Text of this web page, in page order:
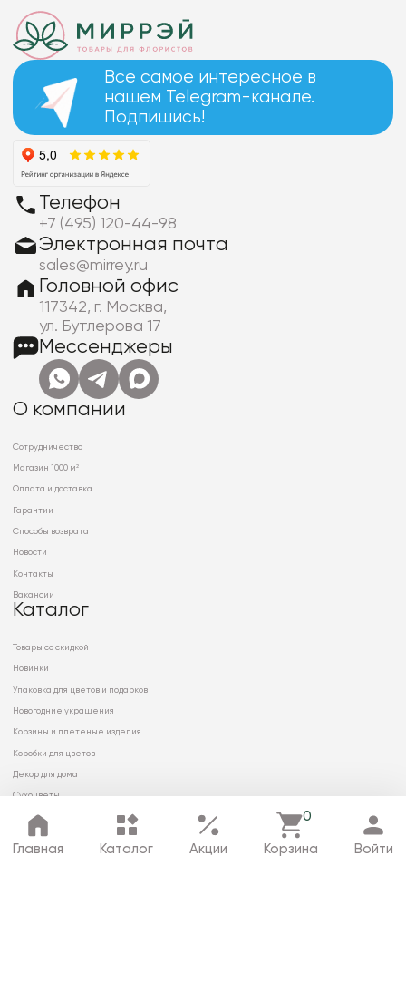
Главная Каталог Акции
0
Корзина Войти
Все самое интересное в
нашем Telegram-канале.
Подпишись!
Телефон
+7 (495) 120-44-98
Электронная почта
sales@mirrey.ru
Головной офис
117342, г. Москва,
ул. Бутлерова 17
Мессенджеры
О компании
Сотрудничество
Магазин 1000 м²
Оплата и доставка
Гарантии
Способы возврата
Новости
Контакты
Вакансии
Каталог
Товары со скидкой
Новинки
Упаковка для цветов и подарков
Новогодние украшения
Корзины и плетеные изделия
Коробки для цветов
Декор для дома
Сухоцветы
© 2026 ООО «МИРРЭЙ»